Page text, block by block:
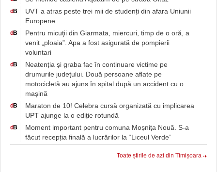
d B
UVT a atras peste trei mii de studenți din afara Uniunii
Europene
d B
Pentru micuţii din Giarmata, miercuri, timp de o oră, a
venit „ploaia”. Apa a fost asigurată de pompierii
voluntari
d B
Neatenția și graba fac în continuare victime pe
drumurile județului. Două persoane aflate pe
motocicletă au ajuns în spital după un accident cu o
mașină
d B
Maraton de 10! Celebra cursă organizată cu implicarea
UPT ajunge la o ediție rotundă
d B
Moment important pentru comuna Moșnița Nouă. S-a
făcut recepția finală a lucrărilor la “Liceul Verde”
Toate știrile de azi din Timișoara